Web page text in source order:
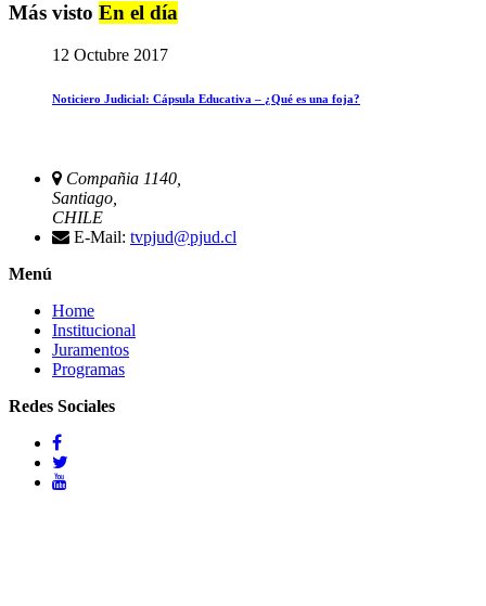
Más visto En el día
12 Octubre 2017
Noticiero Judicial: Cápsula Educativa – ¿Qué es una foja?
Compañia 1140,
Santiago,
CHILE
E-Mail: tvpjud@pjud.cl
Menú
Home
Institucional
Juramentos
Programas
Redes Sociales